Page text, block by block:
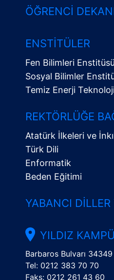
Menü
ÖĞRENCI
ENSTITÜLER
Fen Bilimleri Enstitüsü
Sosyal Bilimler
Temiz Enerji
REKTÖRLÜĞE
Atatürk İlkeleri ve
Türk Dili
Enformatik
Beden Eğitimi
YABANCI
YILDIZ
Barbaros Bulvarı
Tel: 0212 383 70 70
Faks: 0212 261 43 60